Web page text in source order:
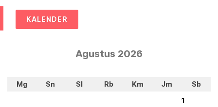
KALENDER
Agustus 2026
Mg Sn Sl Rb Km Jm
Sb
1